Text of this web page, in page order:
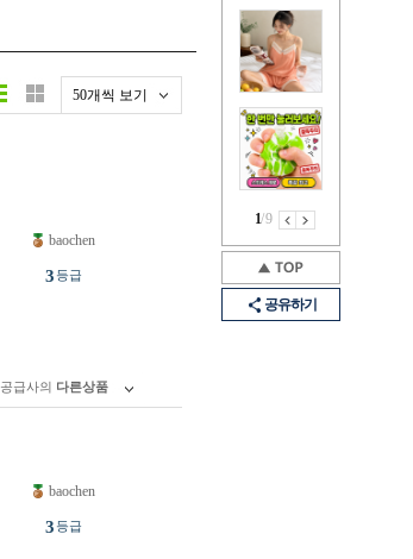
1/9
공유하기
50개씩 보기
baochen
3등급
공급사의 다른상품
baochen
3등급